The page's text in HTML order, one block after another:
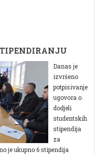
Danas je
izvršeno
potpisivanje
ugovora o
dodjeli
studentskih
stipendija
za
je ukupno 6 stipendija